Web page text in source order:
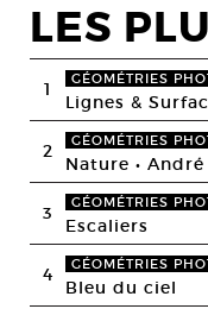
LES
1 GÉOMÉTRIES
Lignes &
2 GÉOMÉTRIES
Nature •
3 GÉOMÉTRIES
Escaliers
4 GÉOMÉTRIES
Bleu du ciel